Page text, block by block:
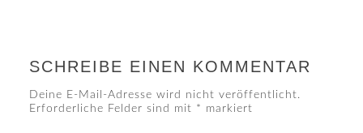
SCHREIBE EINEN KOMMENTAR
Deine E-Mail-Adresse wird nicht veröffentlicht.
Erforderliche Felder sind mit * markiert